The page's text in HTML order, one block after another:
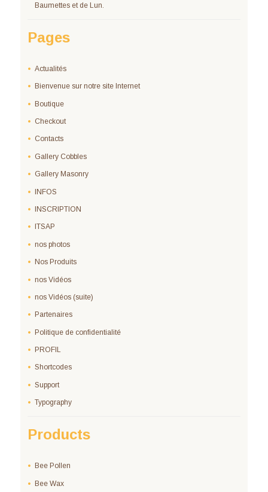
Baumettes et de Lun.
Pages
Actualités
Bienvenue sur notre site Internet
Boutique
Checkout
Contacts
Gallery Cobbles
Gallery Masonry
INFOS
INSCRIPTION
ITSAP
nos photos
Nos Produits
nos Vidéos
nos Vidéos (suite)
Partenaires
Politique de confidentialité
PROFIL
Shortcodes
Support
Typography
Products
Bee Pollen
Bee Wax